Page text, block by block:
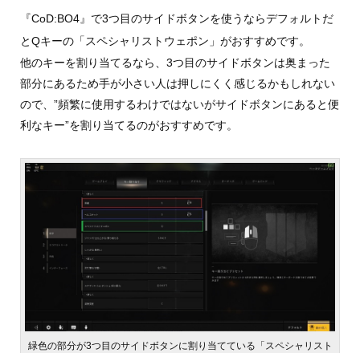
『CoD:BO4』で3つ目のサイドボタンを使うならデフォルトだ
とQキーの「スペシャリストウェポン」がおすすめです。
他のキーを割り当てるなら、3つ目のサイドボタンは奥まった
部分にあるため手が小さい人は押しにくく感じるかもしれない
ので、”頻繁に使用するわけではないがサイドボタンにあると便
利なキー”を割り当てるのがおすすめです。
緑色の部分が3つ目のサイドボタンに割り当てている「スペシャリスト